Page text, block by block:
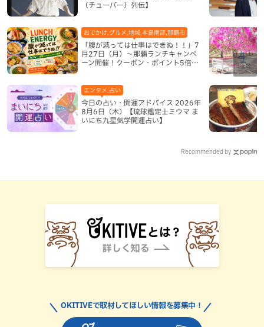
（チューバー）列伝】
「腹が減っては仕事はできぬ！！」7
月27日（月）〜那覇ランチキャンペ
ーン開催！クーポン・ポイント5倍・
おでかけ,グルメ,地域,本島南部,那覇市
今日の占い・開運アドバイス 2026年
8月6日（木）【琉球鑑定士ミウマ ま
いにち九星気学開運占い】
エンタメ,占い
Recommended by
OKITIVEで取材してほしい情報を募集中！